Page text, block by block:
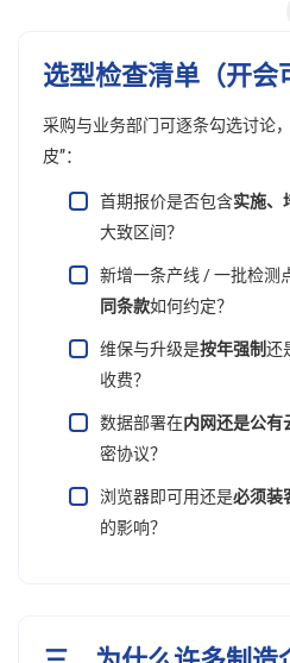
选型检查清单（开会
采购与业务部门可逐条勾选讨论
皮”：
首期报价是否包含实施、
大致区间？
新增一条产线 / 一批检测
同条款如何约定？
维保与升级是按年强制还
收费？
数据部署在内网还是公有
密协议？
浏览器即可用还是必须装
的影响？